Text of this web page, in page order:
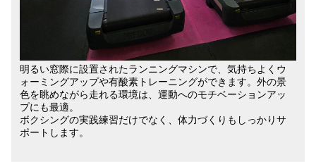
明るい窓際に設置されたランニングマシンで、気持ちよくウ
ォーミングアップや有酸素トレーニングができます。外の景
色を眺めながら走れる環境は、運動へのモチベーションアッ
プにも最適。
ボクシングの実践練習だけでなく、体力づくりもしっかりサ
ポートします。